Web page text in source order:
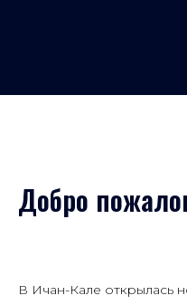
Добро
В Ичан-Кале открылась